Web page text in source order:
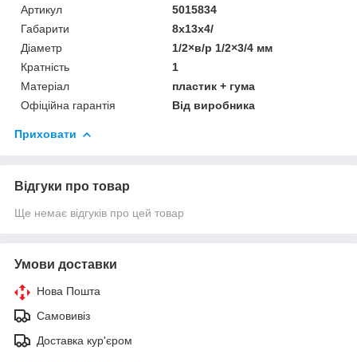
Артикул
5015834
Габарити
8x13x4/
Діаметр
1/2×в/р 1/2×3/4 мм
Кратність
1
Матеріал
пластик + гума
Офіційна гарантія
Від виробника
Приховати
Відгуки про товар
Ще немає відгуків про цей товар
Умови доставки
Нова Пошта
Самовивіз
Доставка кур'єром